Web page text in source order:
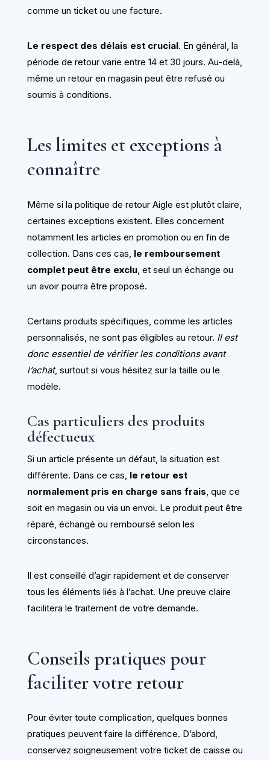
comme un ticket ou une facture.
Le respect des délais est crucial. En général, la
période de retour varie entre 14 et 30 jours. Au-delà,
même un retour en magasin peut être refusé ou
soumis à conditions.
Les limites et exceptions à
connaître
Même si la politique de retour Aigle est plutôt claire,
certaines exceptions existent. Elles concernent
notamment les articles en promotion ou en fin de
collection. Dans ces cas, le remboursement
complet peut être exclu, et seul un échange ou
un avoir pourra être proposé.
Certains produits spécifiques, comme les articles
personnalisés, ne sont pas éligibles au retour. Il est
donc essentiel de vérifier les conditions avant
l’achat, surtout si vous hésitez sur la taille ou le
modèle.
Cas particuliers des produits
défectueux
Si un article présente un défaut, la situation est
différente. Dans ce cas, le retour est
normalement pris en charge sans frais , que ce
soit en magasin ou via un envoi. Le produit peut être
réparé, échangé ou remboursé selon les
circonstances.
Il est conseillé d’agir rapidement et de conserver
tous les éléments liés à l’achat. Une preuve claire
facilitera le traitement de votre demande.
Conseils pratiques pour
faciliter votre retour
Pour éviter toute complication, quelques bonnes
pratiques peuvent faire la différence. D’abord,
conservez soigneusement votre ticket de caisse ou